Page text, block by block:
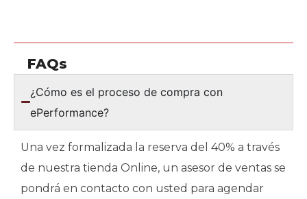
FAQs
¿Cómo es el proceso de compra con
ePerformance?
Una vez formalizada la reserva del 40% a través
de nuestra tienda Online, un asesor de ventas se
pondrá en contacto con usted para agendar